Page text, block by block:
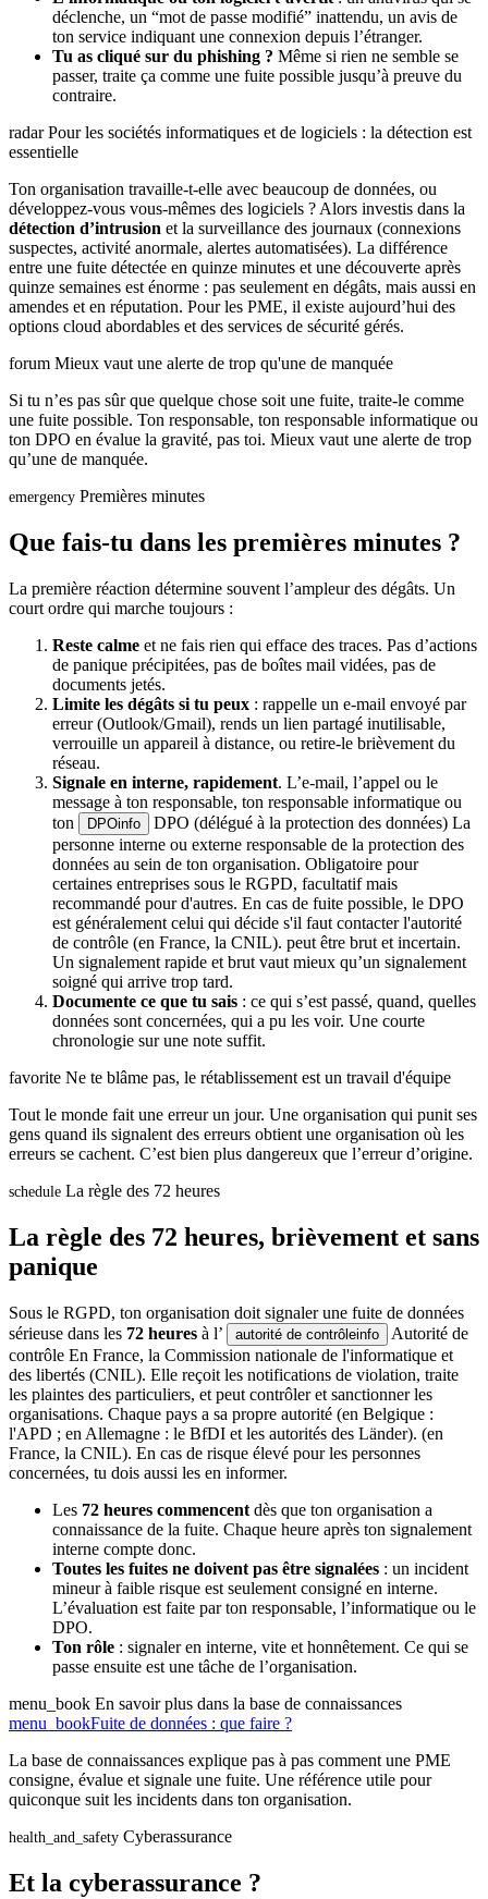
déclenche, un “mot de passe modifié” inattendu, un avis de
ton service indiquant une connexion depuis l’étranger.
Tu as cliqué sur du phishing ? Même si rien ne semble se
passer, traite ça comme une fuite possible jusqu’à preuve du
contraire.
radarPour les sociétés informatiques et de logiciels : la détection est
essentielle
Ton organisation travaille-t-elle avec beaucoup de données, ou
développez-vous vous-mêmes des logiciels ? Alors investis dans la
détection d’intrusion et la surveillance des journaux (connexions
suspectes, activité anormale, alertes automatisées). La différence
entre une fuite détectée en quinze minutes et une découverte après
quinze semaines est énorme : pas seulement en dégâts, mais aussi en
amendes et en réputation. Pour les PME, il existe aujourd’hui des
options cloud abordables et des services de sécurité gérés.
forum Mieux vaut une alerte de trop qu'une de manquée
Si tu n’es pas sûr que quelque chose soit une fuite, traite-le comme
une fuite possible. Ton responsable, ton responsable informatique ou
ton DPO en évalue la gravité, pas toi. Mieux vaut une alerte de trop
qu’une de manquée.
emergency Premières minutes
Que fais-tu dans les premières minutes ?
La première réaction détermine souvent l’ampleur des dégâts. Un
court ordre qui marche toujours :
Reste calme et ne fais rien qui efface des traces. Pas d’actions
de panique précipitées, pas de boîtes mail vidées, pas de
documents jetés.
Limite les dégâts si tu peux : rappelle un e-mail envoyé par
erreur (Outlook/Gmail), rends un lien partagé inutilisable,
verrouille un appareil à distance, ou retire-le brièvement du
réseau.
Signale en interne, rapidement. L’e-mail, l’appel ou le
message à ton responsable, ton responsable informatique ou
ton
DPOinfo DPO (délégué à la protection des données) La
personne interne ou externe responsable de la protection des
données au sein de ton organisation. Obligatoire pour
certaines entreprises sous le RGPD, facultatif mais
recommandé pour d'autres. En cas de fuite possible, le DPO
est généralement celui qui décide s'il faut contacter l'autorité
de contrôle (en France, la CNIL). peut être brut et incertain.
Un signalement rapide et brut vaut mieux qu’un signalement
soigné qui arrive trop tard.
Documente ce que tu sais : ce qui s’est passé, quand, quelles
données sont concernées, qui a pu les voir. Une courte
chronologie sur une note suffit.
favorite Ne te blâme pas, le rétablissement est un travail d'équipe
Tout le monde fait une erreur un jour. Une organisation qui punit ses
gens quand ils signalent des erreurs obtient une organisation où les
erreurs se cachent. C’est bien plus dangereux que l’erreur d’origine.
schedule La règle des 72 heures
La règle des 72 heures, brièvement et sans
panique
Sous le RGPD, ton organisation doit signaler une fuite de données
sérieuse dans les 72 heures à l’ autorité de contrôleinfo
Autorité de
contrôle En France, la Commission nationale de l'informatique et
des libertés (CNIL). Elle reçoit les notifications de violation, traite
les plaintes des particuliers, et peut contrôler et sanctionner les
organisations. Chaque pays a sa propre autorité (en Belgique :
l'APD ; en Allemagne : le BfDI et les autorités des Länder). (en
France, la CNIL). En cas de risque élevé pour les personnes
concernées, tu dois aussi les en informer.
Les 72 heures commencent dès que ton organisation a
connaissance de la fuite. Chaque heure après ton signalement
interne compte donc.
Toutes les fuites ne doivent pas être signalées : un incident
mineur à faible risque est seulement consigné en interne.
L’évaluation est faite par ton responsable, l’informatique ou le
DPO.
Ton rôle : signaler en interne, vite et honnêtement. Ce qui se
passe ensuite est une tâche de l’organisation.
menu_book En savoir plus dans la base de connaissances
menu_bookFuite de données : que faire ?
La base de connaissances explique pas à pas comment une PME
consigne, évalue et signale une fuite. Une référence utile pour
quiconque suit les incidents dans ton organisation.
health_and_safety Cyberassurance
Et la cyberassurance ?